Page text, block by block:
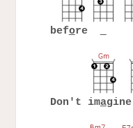
before
Don't imagine